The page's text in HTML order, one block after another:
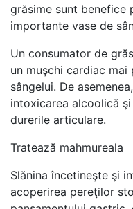
grăsime sunt benefice
importante vase de
Un consumator de
un muşchi cardiac
sângelui. De
intoxicarea alcoolică
durerile articulare.
Tratează mahmureala
Slănina încetineşte şi
acoperirea pereţilor